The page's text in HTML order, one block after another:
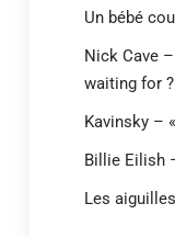
Un bébé
Nick Cave
waiting for
Kavinsky –
Billie Eilish
Les